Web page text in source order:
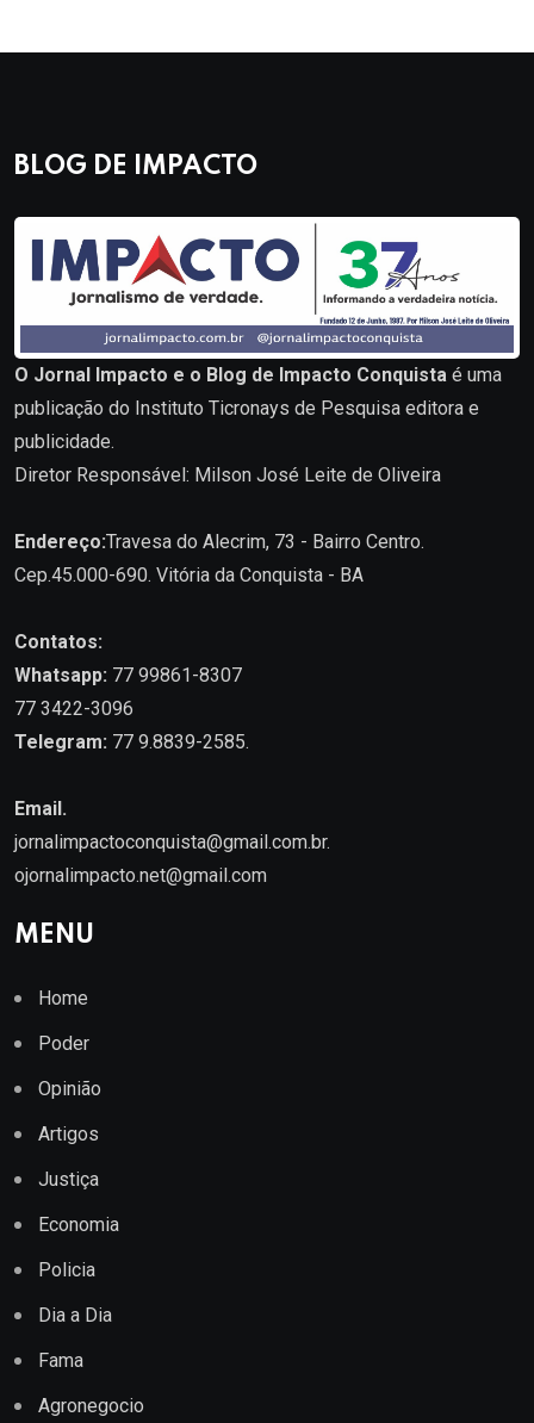
BLOG DE IMPACTO
O Jornal Impacto e o Blog de Impacto Conquista é uma
publicação do Instituto Ticronays de Pesquisa editora e
publicidade.
Diretor Responsável: Milson José Leite de Oliveira
Endereço:Travesa do Alecrim, 73 - Bairro Centro.
Cep.45.000-690. Vitória da Conquista - BA
Contatos:
Whatsapp: 77 99861-8307
77 3422-3096
Telegram: 77 9.8839-2585.
Email.
jornalimpactoconquista@gmail.com.br.
ojornalimpacto.net@gmail.com
MENU
Home
Poder
Opinião
Artigos
Justiça
Economia
Policia
Dia a Dia
Fama
Agronegocio